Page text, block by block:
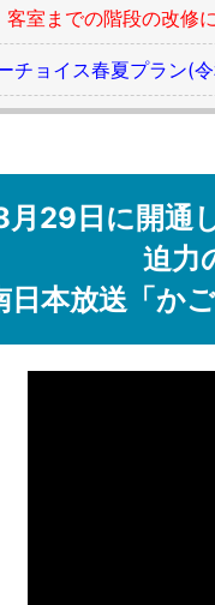
客室までの階段の改修
チョイス春夏プラン(
29日に開通
迫力
日本放送「か